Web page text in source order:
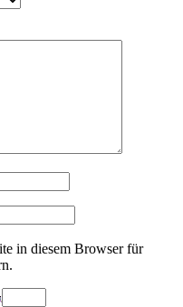
in diesem Browser für